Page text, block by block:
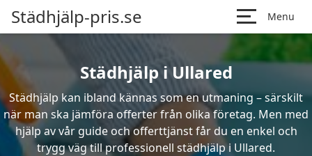
Städhjälp-pris.se Menu
Städhjälp i Ullared
Städhjälp kan ibland kännas som en utmaning – särskilt
när man ska jämföra offerter från olika företag. Men med
hjälp av vår guide och offerttjänst får du en enkel och
trygg väg till professionell städhjälp i Ullared.